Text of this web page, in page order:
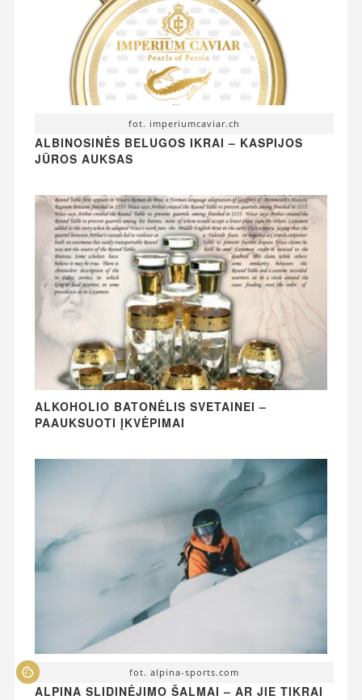
fot. imperiumcaviar.ch
ALBINOSINĖS BELUGOS IKRAI – KASPIJOS
JŪROS AUKSAS
ALKOHOLIO BATONĖLIS SVETAINEI –
PAAUKSUOTI ĮKVĖPIMAI
fot. alpina-sports.com
ALPINA SLIDINĖJIMO ŠALMAI – AR JIE TIKRAI